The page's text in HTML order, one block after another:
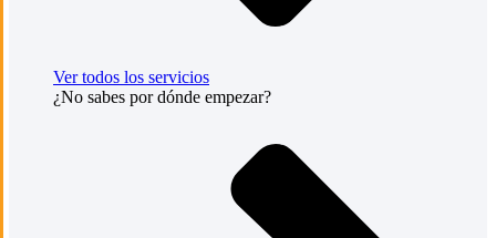
Ver todos los servicios
¿No sabes por dónde empezar?